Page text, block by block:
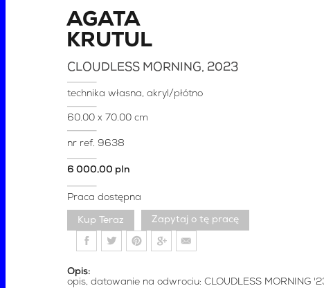
AGATA
KRUTUL
CLOUDLESS MORNING, 2023
technika własna, akryl/płótno
60.00 x 70.00 cm
nr ref. 9638
6 000,00 pln
Praca dostępna
Zapytaj o tę pracę
Opis:
opis, datowanie na odwrociu: CLOUDLESS MORNING